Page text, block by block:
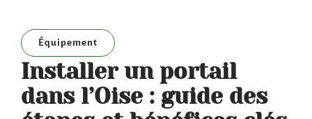
Équipement
Installer un portail
dans l’Oise : guide des